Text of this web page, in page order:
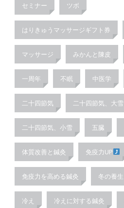
セミナー ツボ
はりきゅうマッサージギフト券
マッサージ みかんと陳皮
一周年 不眠 中医学
二十四節気 二十四節気、大雪
二十四節気、小雪 五臓
体質改善と鍼灸 免疫力UP
免疫力を高める鍼灸 冬の養生
冷え 冷えに対する鍼灸